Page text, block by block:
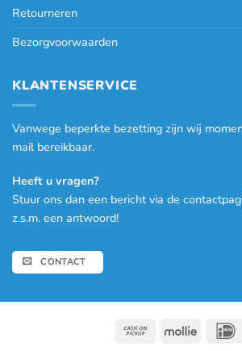
Retourneren
Bezorgvoorwaarden
KLANTENSERVICE
Vanwege beperkte bezetting zijn wij
mail bereikbaar.
Heeft u vragen?
Stuur ons dan een bericht via de
z.s.m. een antwoord!
CONTACT
Cash
Mollie